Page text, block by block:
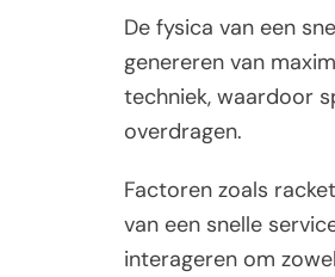
De fysica van een
genereren van
techniek, waardoor
overdragen.
Factoren zoals
van een snelle
interageren om